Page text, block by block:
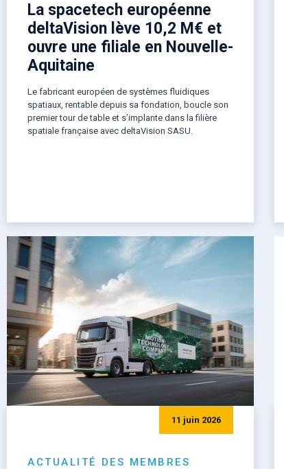
La spacetech européenne
deltaVision lève 10,2 M€ et
ouvre une filiale en Nouvelle-
Aquitaine
Le fabricant européen de systèmes fluidiques
spatiaux, rentable depuis sa fondation, boucle son
premier tour de table et s’implante dans la filière
spatiale française avec deltaVision SASU.
11 juin 2026
ACTUALITÉ DES MEMBRES